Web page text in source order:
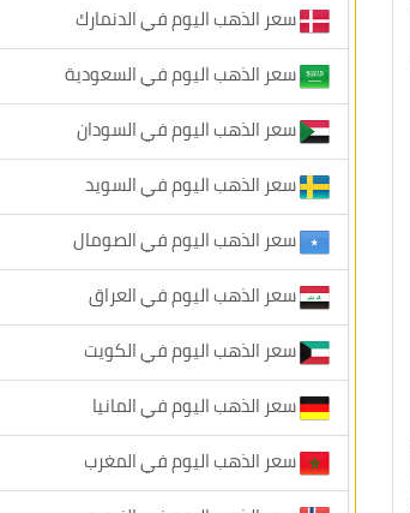
سعر الذهب اليوم في الدنمارك
سعر الذهب اليوم في السعودية
سعر الذهب اليوم في السودان
سعر الذهب اليوم في السويد
سعر الذهب اليوم في الصومال
سعر الذهب اليوم في العراق
سعر الذهب اليوم في الكويت
سعر الذهب اليوم في المانيا
سعر الذهب اليوم في المغرب